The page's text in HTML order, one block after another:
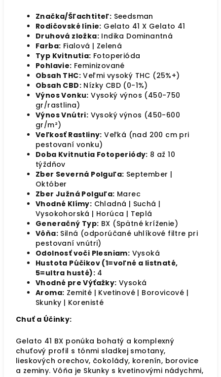
Značka/Šľachtiteľ: Seedsman
Rodičovské línie: Gelato 41 X Gelato 41
Druhová zložka: Indika Dominantná
Farba: Fialová | Zelená
Typ Kvitnutia: Fotoperióda
Pohlavie: Feminizované
Obsah THC: Veľmi vysoký THC (25%+)
Obsah CBD: Nízky CBD (0-1%)
Výnos Vonku: Vysoký výnos (450-750
gr/rastlina)
Výnos Vnútri: Vysoký výnos (450-600
gr/m²)
Veľkosť Rastliny: Veľká (nad 200 cm pri
pestovaní vonku)
Doba Kvitnutia Fotoperiódy: 8 až 10
týždňov
Zber Severná Polguľa: September |
Október
Zber Južná Polguľa: Marec
Vhodné Klímy: Chladná | Suchá |
Vysokohorská | Horúca | Teplá
Generačný Typ: BX (Spätné kríženie)
Vôňa: Silná (odporúčané uhlíkové filtre pri
pestovaní vnútri)
Odolnosť voči Plesniam: Vysoká
Hustota Púčikov (1=voľné a listnaté,
5=ultra husté): 4
Vhodné pre Výťažky: Vysoká
Aroma: Zemité | Kvetinové | Borovicové |
Skunky | Korenisté
Chuť a Účinky:
Gelato 41 BX ponúka bohatý a komplexný
chuťový profil s tónmi sladkej smotany,
lieskových orechov, čokolády, korenín, borovice
a zeminy. Vôňa je Skunky s kvetinovými nádychmi,